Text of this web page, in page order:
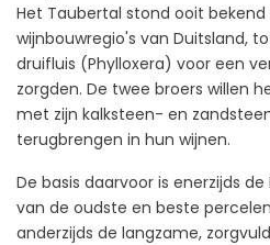
Het Taubertal stond ooit
wijnbouwregio's van Duitsland,
druifluis (Phylloxera) voor een
zorgden. De twee broers willen
met zijn kalksteen- en
terugbrengen in hun wijnen.
De basis daarvoor is enerzijds
van de oudste en beste
anderzijds de langzame,